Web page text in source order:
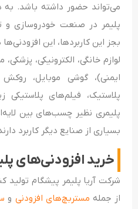
می‌تواند حضور داشته باشد. به
پلیمر در صنعت خودروسازی و
بجز این کاربردها، این
لوازم خانگی، الکترونیکی،
ایمنی)، گوشی موبایل،
پلاستیک، فیلم‌های
پلیمری نظیر چسب‌های بین
بسیاری از صنایع دیگر کاربرد
خرید افزودنی‌های
شرکت آریا پلیمر پیشگام تولید
از جمله مستربچ‌های افزودنی و